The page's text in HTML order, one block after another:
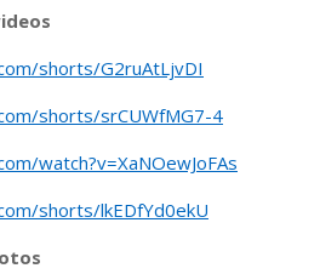
shorts/G2ruAtLjvDI
shorts/srCUWfMG7-4
watch?v=XaNOewJoFAs
shorts/lkEDfYd0ekU